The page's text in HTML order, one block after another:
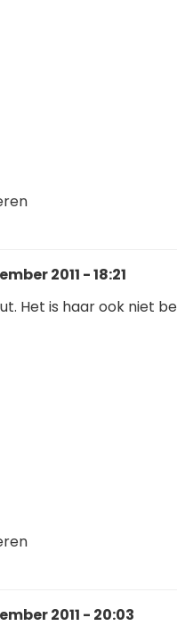
2011 - 18:21
Het is haar ook niet
2011 - 20:03